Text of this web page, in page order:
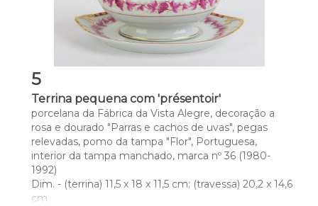
5
Terrina pequena com 'présentoir'
porcelana da Fábrica da Vista Alegre, decoração a
rosa e dourado "Parras e cachos de uvas", pegas
relevadas, pomo da tampa "Flor", Portuguesa,
interior da tampa manchado, marca nº 36 (1980-
1992)
Dim. - (terrina) 11,5 x 18 x 11,5 cm; (travessa) 20,2 x 14,6
cm